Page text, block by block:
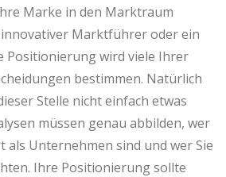
Marke in den Marktraum
innovativer Marktführer oder ein
Positionierung wird viele Ihrer
bestimmen. Natürlich
Stelle nicht einfach etwas
müssen genau abbilden, wer
als Unternehmen sind und wer Sie
Ihre Positionierung sollte